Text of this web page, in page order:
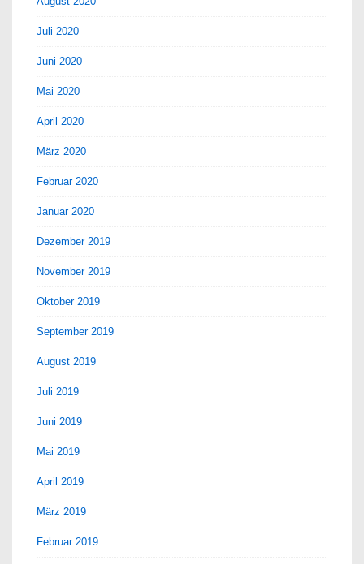
Juli 2020
Juni 2020
Mai 2020
April 2020
März 2020
Februar 2020
Januar 2020
Dezember 2019
November 2019
Oktober 2019
September 2019
August 2019
Juli 2019
Juni 2019
Mai 2019
April 2019
März 2019
Februar 2019